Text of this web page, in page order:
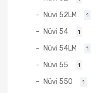
Nüvi 52LM 1
Nüvi 54 1
Nüvi 54LM 1
Nüvi 55 1
Nüvi 550 1